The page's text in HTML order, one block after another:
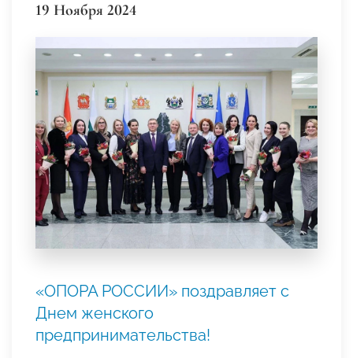
19 Ноября 2024
«ОПОРА РОССИИ» поздравляет с
Днем женского
предпринимательства!